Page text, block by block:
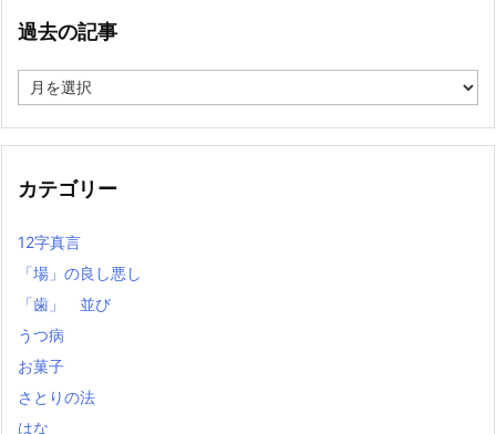
過去の記事
去
記
カテゴリー
12字真言
「場」の良し悪し
「歯」 並び
うつ病
お菓子
さとりの法
はな